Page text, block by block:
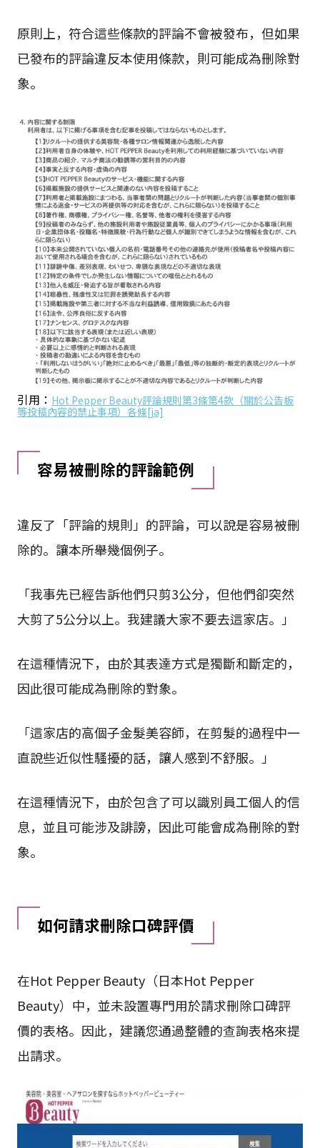
原則上，符合這些條款的評論不會被發布，但如果
已發布的評論違反本使用條款，則可能成為刪除對
象。
引用： Hot Pepper Beauty評論規則第3條第4款（關於公告板
等投稿內容的禁止事項）各條[ja]
容易被刪除的評論範例
違反了「評論的規則」的評論，可以說是容易被刪
除的。讓本所舉幾個例子。
「我事先已經告訴他們只剪3公分，但他們卻突然
大剪了5公分以上。我建議大家不要去這家店。」
在這種情況下，由於其表達方式是獨斷和斷定的，
因此很可能成為刪除的對象。
「這家店的高個子金髮美容師，在剪髮的過程中一
直說些近似性騷擾的話，讓人感到不舒服。」
在這種情況下，由於包含了可以識別員工個人的信
息，並且可能涉及誹謗，因此可能會成為刪除的對
象。
如何請求刪除口碑評價
在Hot Pepper Beauty（日本Hot Pepper
Beauty）中，並未設置專門用於請求刪除口碑評
價的表格。因此，建議您通過整體的查詢表格來提
出請求。